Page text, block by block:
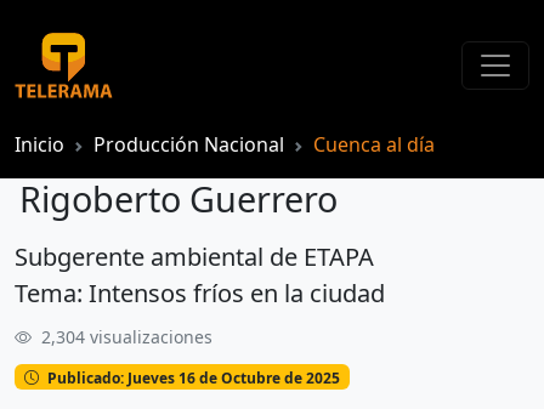
Inicio Producción Nacional Cuenca al día
Rigoberto Guerrero
Rigoberto Guerrero
Subgerente ambiental de ETAPA
Tema: Intensos fríos en la ciudad
2,304 visualizaciones
Publicado: Jueves 16 de Octubre de 2025